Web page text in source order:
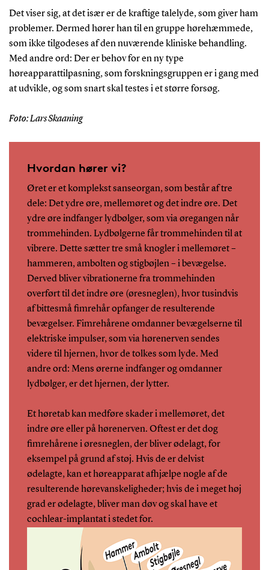
Det viser sig, at det især er de kraftige talelyde, som giver ham
problemer. Dermed hører han til en gruppe hørehæmmede,
som ikke tilgodeses af den nuværende kliniske behandling.
Med andre ord: Der er behov for en ny type
høreapparattilpasning, som forskningsgruppen er i gang med
at udvikle, og som snart skal testes i et større forsøg.
Foto: Lars Skaaning
Hvordan hører vi?
Øret er et komplekst sanseorgan, som består af tre
dele: Det ydre øre, mellemøret og det indre øre. Det
ydre øre indfanger lydbølger, som via øregangen når
trommehinden. Lydbølgerne får trommehinden til at
vibrere. Dette sætter tre små knogler i mellemøret –
hammeren, ambolten og stigbøjlen – i bevægelse.
Derved bliver vibrationerne fra trommehinden
overført til det indre øre (øresneglen), hvor tusindvis
af bittesmå fimrehår opfanger de resulterende
bevægelser. Fimrehårene omdanner bevægelserne til
elektriske impulser, som via hørenerven sendes
videre til hjernen, hvor de tolkes som lyde. Med
andre ord: Mens ørerne indfanger og omdanner
lydbølger, er det hjernen, der lytter.
Et høretab kan medføre skader i mellemøret, det
indre øre eller på hørenerven. Oftest er det dog
fimrehårene i øresneglen, der bliver ødelagt, for
eksempel på grund af støj. Hvis de er delvist
ødelagte, kan et høreapparat afhjælpe nogle af de
resulterende hørevanskeligheder; hvis de i meget høj
grad er ødelagte, bliver man døv og skal have et
cochlear-implantat i stedet for.